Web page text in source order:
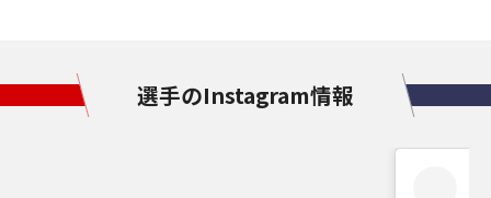
選手のInstagram情報